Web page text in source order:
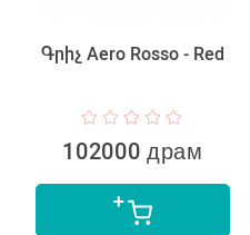
Գրիչ Aero Rosso - Red
102000 драм